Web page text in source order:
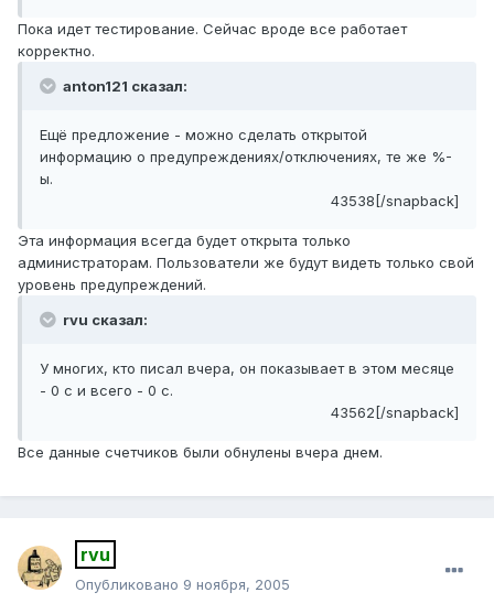
Пока идет тестирование. Сейчас вроде все работает
корректно.
anton121 сказал:
Ещё предложение - можно сделать открытой
информацию о предупреждениях/отключениях, те же %-
ы.
43538[/snapback]
Эта информация всегда будет открыта только
администраторам. Пользователи же будут видеть только свой
уровень предупреждений.
rvu сказал:
У многих, кто писал вчера, он показывает в этом месяце
- 0 с и всего - 0 с.
43562[/snapback]
Все данные счетчиков были обнулены вчера днем.
rvu
Опубликовано 9 ноября, 2005